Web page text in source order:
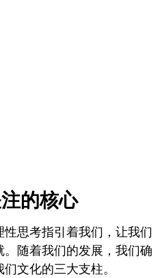
的核心
思考指引着我们，让我们
随着我们的发展，我们确
文化的三大支柱。